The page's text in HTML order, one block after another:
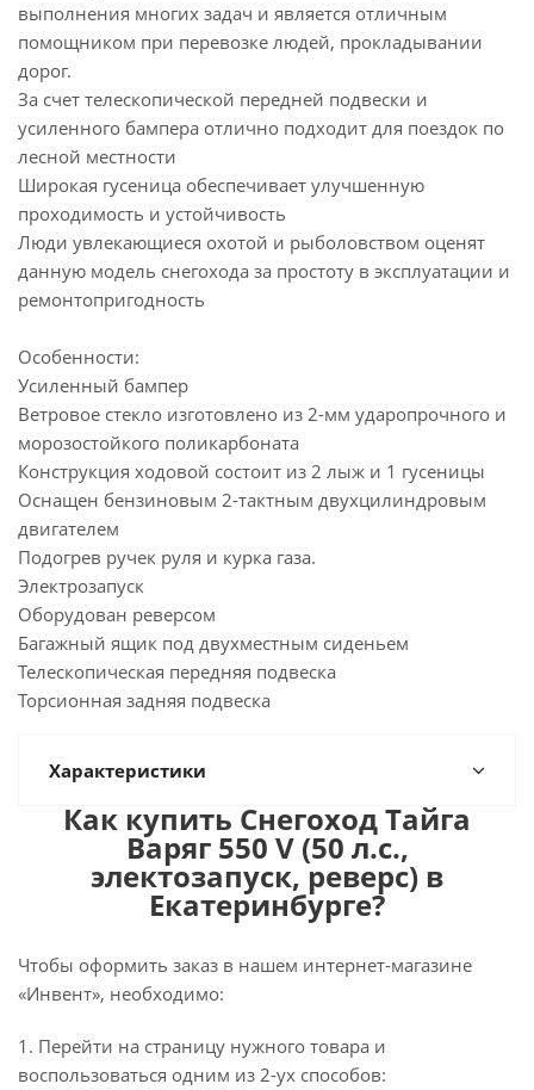
выполнения многих задач и является отличным
помощником при перевозке людей, прокладывании
дорог.
За счет телескопической передней подвески и
усиленного бампера отлично подходит для поездок по
лесной местности
Широкая гусеница обеспечивает улучшенную
проходимость и устойчивость
Люди увлекающиеся охотой и рыболовством оценят
данную модель снегохода за простоту в эксплуатации и
ремонтопригодность
Особенности:
Усиленный бампер
Ветровое стекло изготовлено из 2-мм ударопрочного и
морозостойкого поликарбоната
Конструкция ходовой состоит из 2 лыж и 1 гусеницы
Оснащен бензиновым 2-тактным двухцилиндровым
двигателем
Подогрев ручек руля и курка газа.
Электрозапуск
Оборудован реверсом
Багажный ящик под двухместным сиденьем
Телескопическая передняя подвеска
Торсионная задняя подвеска
Характеристики
Как купить Снегоход Тайга
Варяг 550 V (50 л.с.,
электозапуск, реверс) в
Екатеринбурге?
Чтобы оформить заказ в нашем интернет-магазине
«Инвент», необходимо:
1. Перейти на страницу нужного товара и
воспользоваться одним из 2-ух способов: